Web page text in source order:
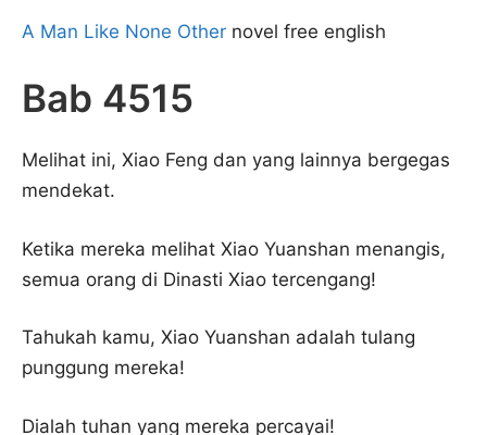
A Man Like None Other novel free english
Bab 4515
Melihat ini, Xiao Feng dan yang lainnya bergegas
mendekat.
Ketika mereka melihat Xiao Yuanshan menangis,
semua orang di Dinasti Xiao tercengang!
Tahukah kamu, Xiao Yuanshan adalah tulang
punggung mereka!
Dialah tuhan yang mereka percayai!